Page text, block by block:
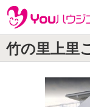
竹の里上里